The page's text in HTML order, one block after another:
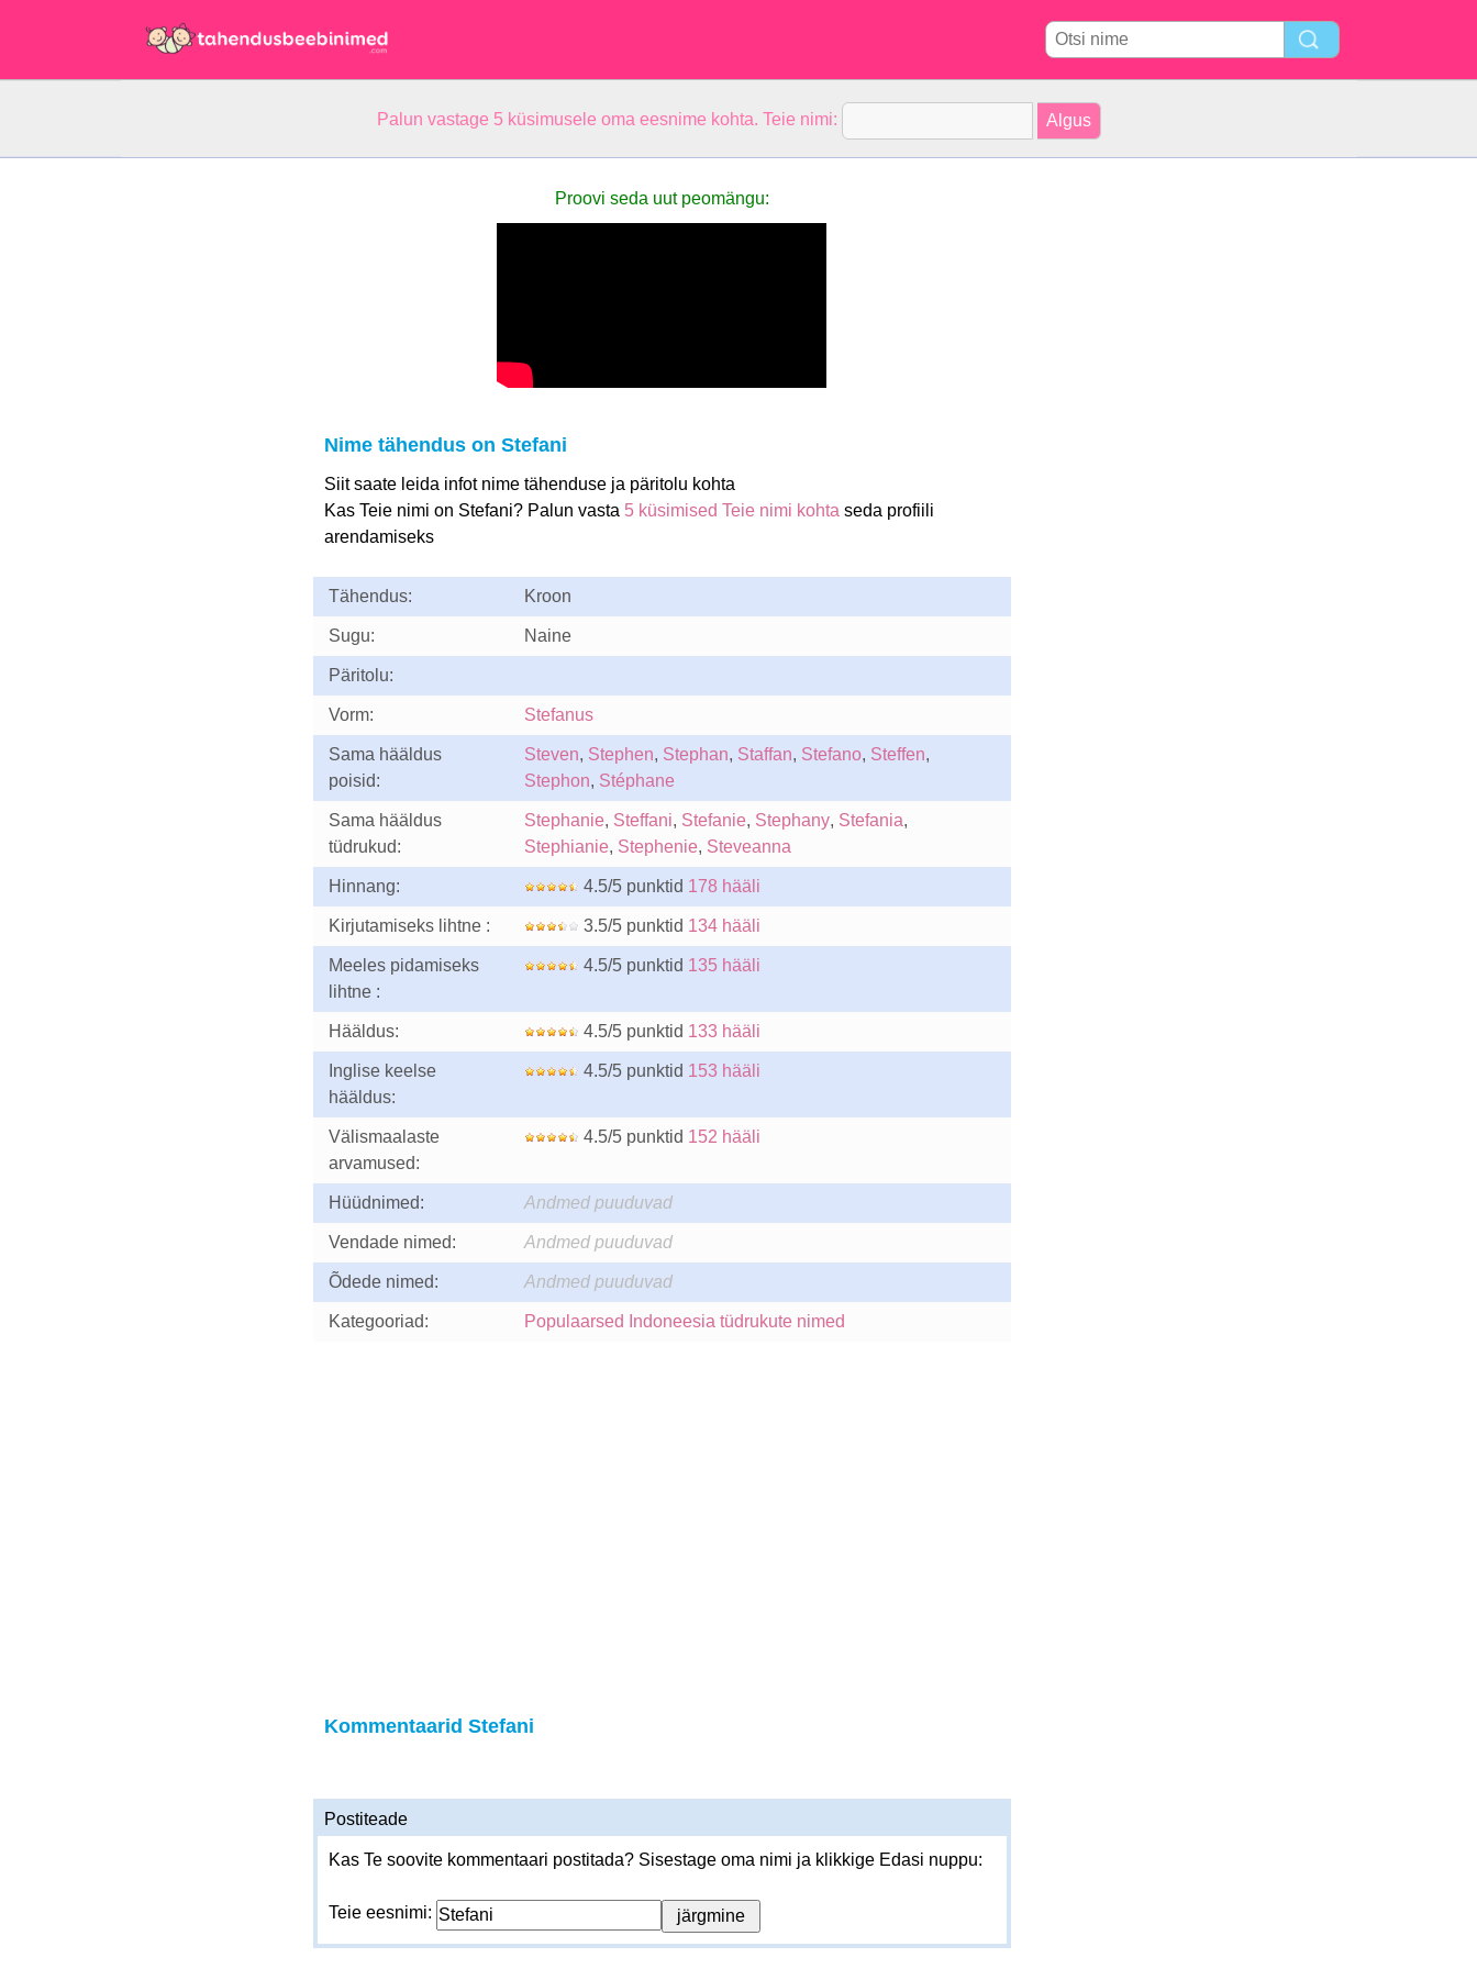
Palun vastage 5 küsimusele oma eesnime kohta. Teie nimi:
Proovi seda uut peomängu:
Nime tähendus on Stefani
Siit saate leida infot nime tähenduse ja päritolu kohta
Kas Teie nimi on Stefani? Palun vasta 5 küsimised Teie nimi kohta seda profiili
arendamiseks
Tähendus: Kroon
Sugu: Naine
Päritolu:
Vorm: Stefanus
Sama hääldus
poisid:
Steven, Stephen, Stephan, Staffan, Stefano, Steffen,
Stephon, Stéphane
Sama hääldus
tüdrukud:
Stephanie, Steffani, Stefanie, Stephany, Stefania,
Stephianie, Stephenie, Steveanna
Hinnang: 4.5/5 punktid 178 hääli
Kirjutamiseks lihtne : 3.5/5 punktid 134 hääli
Meeles pidamiseks
lihtne :
4.5/5 punktid 135 hääli
Hääldus: 4.5/5 punktid 133 hääli
Inglise keelse
hääldus:
4.5/5 punktid 153 hääli
Välismaalaste
arvamused:
4.5/5 punktid 152 hääli
Hüüdnimed: Andmed puuduvad
Vendade nimed: Andmed puuduvad
Õdede nimed: Andmed puuduvad
Kategooriad: Populaarsed Indoneesia tüdrukute nimed
Kommentaarid Stefani
Postiteade
Kas Te soovite kommentaari postitada? Sisestage oma nimi ja klikkige Edasi nuppu:
Teie eesnimi: